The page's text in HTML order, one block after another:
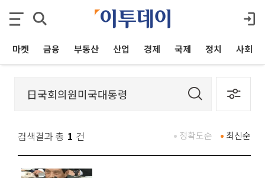
마켓 금융 부동산 산업 경제 국제 정치 사회
검색결과 총 1 건 최신순
정확도순